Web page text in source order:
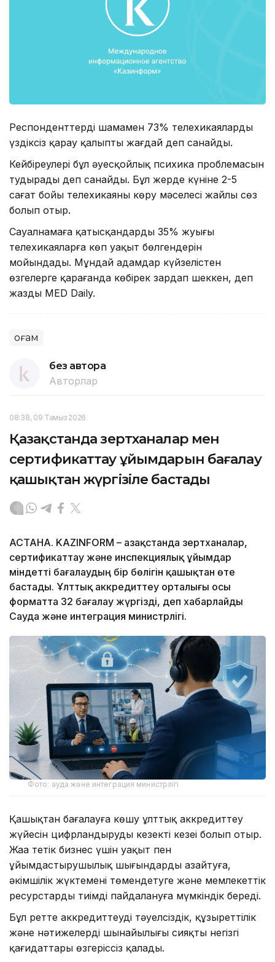
Респонденттердің шамамен 73% телехикаяларды
үздіксіз қарау қалыпты жағдай деп санайды.
Кейбіреулері бұл әуесқойлық психика проблемасын
тудырады деп санайды. Бұл жерде күніне 2-5
сағат бойы телехикаяны көру мәселесі жайлы сөз
болып отыр.
Сауалнамаға қатысқандардың 35% жуығы
телехикаяларға көп уақыт бөлгендерін
мойындады. Мұндай адамдар күйзелістен
өзгелерге қарағанда көбірек зардап шеккен, деп
жазды MED Daily.
Қоғам
без автора
Авторлар
08:38, 09 Тамыз 2026
Қазақстанда зертханалар мен
сертификаттау ұйымдарын бағалау
қашықтан жүргізіле бастады
АСТАНА. KAZINFORM – Қазақстанда зертханалар,
сертификаттау және инспекциялық ұйымдар
міндетті бағалаудың бір бөлігін қашықтан өте
бастады. Ұлттық аккредиттеу орталығы осы
форматта 32 бағалау жүргізді, деп хабарлайды
Сауда және интеграция министрлігі.
Фото: ауда және интеграция министрлігі
Қашықтан бағалауға көшу ұлттық аккредиттеу
жүйесін цифрландырудың кезекті кезеңі болып отыр.
Жаңа тетік бизнес үшін уақыт пен
ұйымдастырушылық шығындарды азайтуға,
әкімшілік жүктемені төмендетуге және мемлекеттік
ресурстарды тиімді пайдалануға мүмкіндік береді.
Бұл ретте аккредиттеудің тәуелсіздік, құзыреттілік
және нәтижелердің шынайылығы сияқты негізгі
қағидаттары өзгеріссіз қалады.